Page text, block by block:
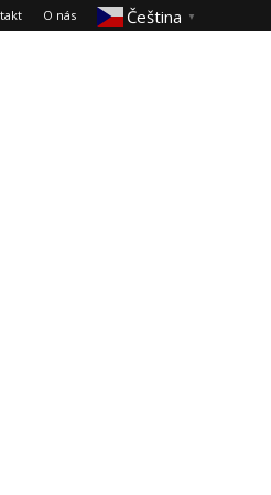
O nás Čeština‎ ▼